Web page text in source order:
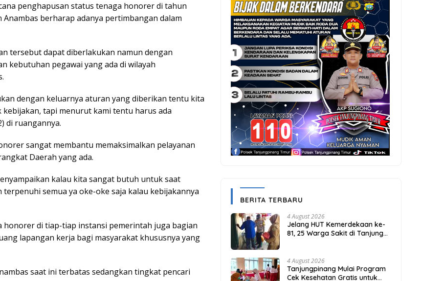
penghapusan status tenaga honorer di tahun
berharap adanya pertimbangan dalam
tersebut dapat diberlakukan namun dengan
kebutuhan pegawai yang ada di wilayah
dengan keluarnya aturan yang diberikan tentu kita
tapi menurut kami tentu harus ada
di ruangannya.
sangat membantu memaksimalkan pelayanan
Daerah yang ada.
kalau kita sangat butuh untuk saat
semua ya oke-oke saja kalau kebijakannya
honorer di tiap-tiap instansi pemerintah juga bagian
lapangan kerja bagi masyarakat khususnya yang
saat ini terbatas sedangkan tingkat pencari
BERITA TERBARU
4 August 2026
Jelang HUT Kemerdekaan ke-
81, 25 Warga Sakit di Tanjung
4 August 2026
Tanjungpinang Mulai Program
Cek Kesehatan Gratis untuk